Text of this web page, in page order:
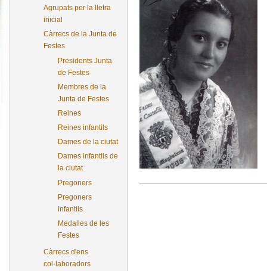
Agrupats per la lletra
inicial
Càrrecs de la Junta de
Festes
Presidents Junta
de Festes
Membres de la
Junta de Festes
Reines
Reines infantils
Dames de la ciutat
Dames infantils de
la ciutat
Pregoners
Pregoners
infantils
Medalles de les
Festes
Càrrecs d'ens
col·laboradors